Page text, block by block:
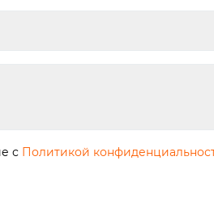
с Политикой